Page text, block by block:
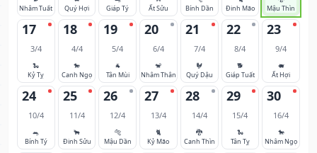
Nhâm Tuất
Quý Hợi
Giáp Tý
Ất Sửu
Bính Dần
Đinh Mão
Mậu Thìn
17
3/4
🐍
Kỷ Tỵ
18
4/4
🐎
Canh Ngọ
19
5/4
🐐
Tân Mùi
20
6/4
🐒
Nhâm Thân
21
7/4
🐓
Quý Dậu
22
8/4
🐕
Giáp Tuất
23
9/4
🐖
Ất Hợi
24
10/4
🐀
Bính Tý
25
11/4
🐂
Đinh Sửu
26
12/4
🐅
Mậu Dần
27
13/4
🐈
Kỷ Mão
28
14/4
🐉
Canh Thìn
29
15/4
🐍
Tân Tỵ
30
16/4
🐎
Nhâm Ngọ